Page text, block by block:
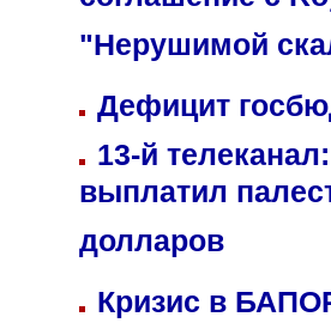
"Нерушимой
Дефицит
13-й
выплатил
долларов
Кризис в